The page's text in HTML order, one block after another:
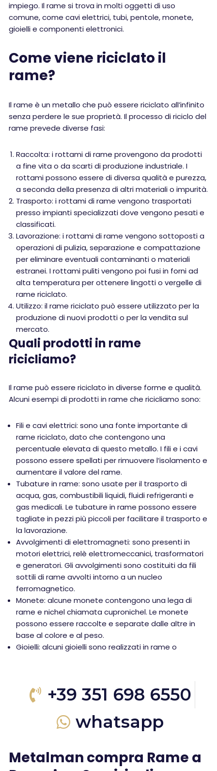
impiego. Il rame si trova in molti oggetti di uso
comune, come cavi elettrici, tubi, pentole, monete,
gioielli e componenti elettronici.
Come viene riciclato il
rame?
Il rame è un metallo che può essere riciclato all’infinito
senza perdere le sue proprietà. Il processo di riciclo del
rame prevede diverse fasi:
Raccolta: i rottami di rame provengono da prodotti
a fine vita o da scarti di produzione industriale. I
rottami possono essere di diversa qualità e purezza,
a seconda della presenza di altri materiali o impurità.
Trasporto: i rottami di rame vengono trasportati
presso impianti specializzati dove vengono pesati e
classificati.
Lavorazione: i rottami di rame vengono sottoposti a
operazioni di pulizia, separazione e compattazione
per eliminare eventuali contaminanti o materiali
estranei. I rottami puliti vengono poi fusi in forni ad
alta temperatura per ottenere lingotti o vergelle di
rame riciclato.
Utilizzo: il rame riciclato può essere utilizzato per la
produzione di nuovi prodotti o per la vendita sul
mercato.
Quali prodotti in rame
ricicliamo?
Il rame può essere riciclato in diverse forme e qualità.
Alcuni esempi di prodotti in rame che ricicliamo sono:
Fili e cavi elettrici: sono una fonte importante di
rame riciclato, dato che contengono una
percentuale elevata di questo metallo. I fili e i cavi
possono essere spellati per rimuovere l’isolamento e
aumentare il valore del rame.
Tubature in rame: sono usate per il trasporto di
acqua, gas, combustibili liquidi, fluidi refrigeranti e
gas medicali. Le tubature in rame possono essere
tagliate in pezzi più piccoli per facilitare il trasporto e
la lavorazione.
Avvolgimenti di elettromagneti: sono presenti in
motori elettrici, relè elettromeccanici, trasformatori
e generatori. Gli avvolgimenti sono costituiti da fili
sottili di rame avvolti intorno a un nucleo
ferromagnetico.
Monete: alcune monete contengono una lega di
rame e nichel chiamata cupronichel. Le monete
possono essere raccolte e separate dalle altre in
base al colore e al peso.
Gioielli: alcuni gioielli sono realizzati in rame o
+39 351 698 6550
whatsapp
Metalman compra Rame a